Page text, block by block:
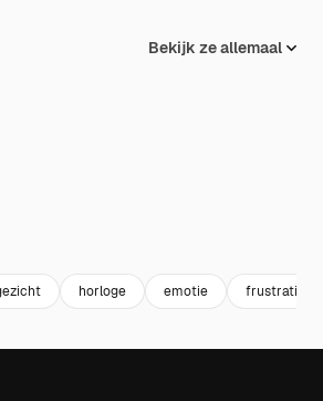
Bekijk ze allemaal
horloge emotie frustratie